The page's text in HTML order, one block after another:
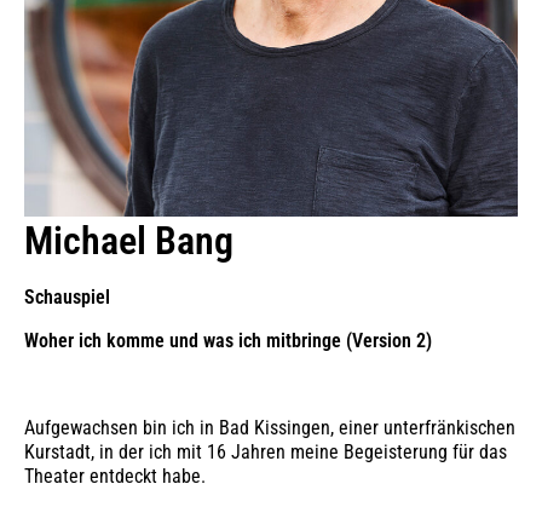
Michael Bang
Schauspiel
Woher ich komme und was ich mitbringe (Version 2)
Aufgewachsen bin ich in Bad Kissingen, einer unterfränkischen
Kurstadt, in der ich mit 16 Jahren meine Begeisterung für das
Theater entdeckt habe.